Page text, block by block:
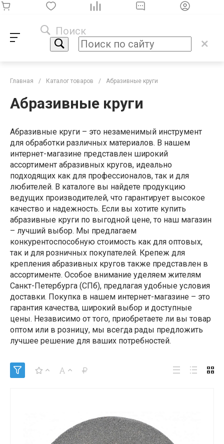
Поиск
Главная / Каталог товаров / Абразивные круги
Абразивные круги
Абразивные круги – это незаменимый инструмент
для обработки различных материалов. В нашем
интернет-магазине представлен широкий
ассортимент абразивных кругов, идеально
подходящих как для профессионалов, так и для
любителей. В каталоге вы найдете продукцию
ведущих производителей, что гарантирует высокое
качество и надежность. Если вы хотите купить
абразивные круги по выгодной цене, то наш магазин
– лучший выбор. Мы предлагаем
конкурентоспособную стоимость как для оптовых,
так и для розничных покупателей. Крепеж для
крепления абразивных кругов также представлен в
ассортименте. Особое внимание уделяем жителям
Санкт-Петербурга (СПб), предлагая удобные условия
доставки. Покупка в нашем интернет-магазине – это
гарантия качества, широкий выбор и доступные
цены. Независимо от того, приобретаете ли вы товар
оптом или в розницу, мы всегда рады предложить
лучшее решение для ваших потребностей.